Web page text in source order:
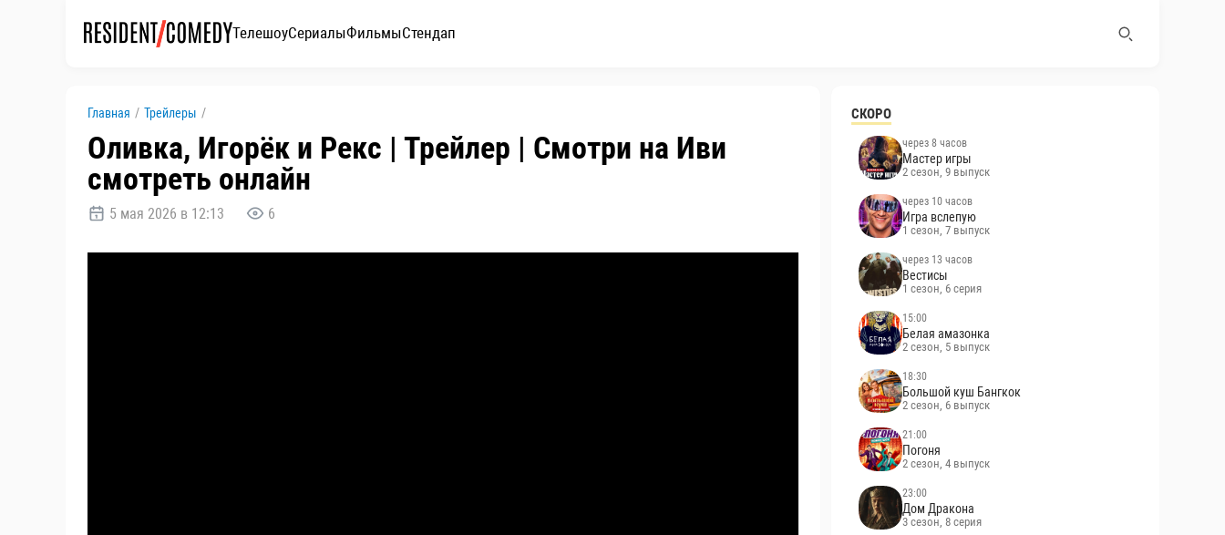
ТелешоуСериалыФильмыСтендап
Главная / Трейлеры /
Оливка, Игорёк и Рекс | Трейлер | Смотри на Иви
смотреть онлайн
5 мая 2026 в 12:13 6
СКОРО
через 8 часов
Мастер игры
2 сезон, 9 выпуск
через 10 часов
Игра вслепую
1 сезон, 7 выпуск
через 13 часов
Вестисы
1 сезон, 6 серия
15:00
Белая амазонка
2 сезон, 5 выпуск
18:30
Большой куш Бангкок
2 сезон, 6 выпуск
21:00
Погоня
2 сезон, 4 выпуск
23:00
Дом Дракона
3 сезон, 8 серия